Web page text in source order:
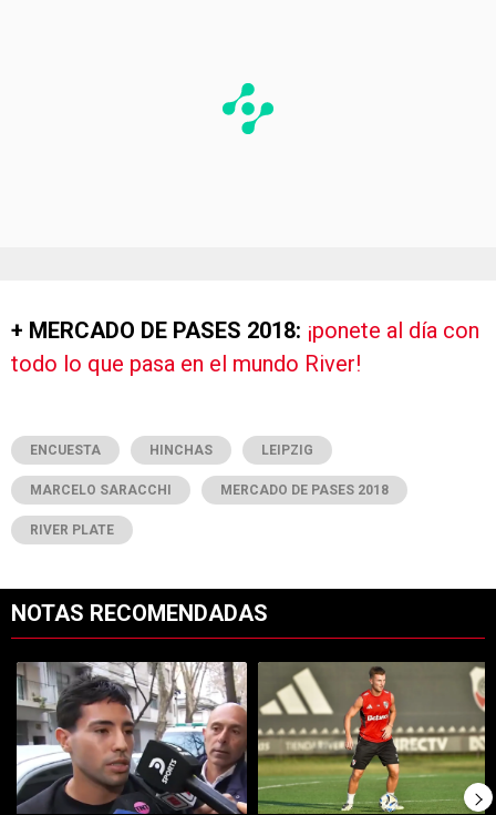
+ MERCADO DE PASES 2018: ¡ponete al día con
todo lo que pasa en el mundo River!
ENCUESTA HINCHAS LEIPZIG
MARCELO SARACCHI MERCADO DE PASES 2018
RIVER PLATE
NOTAS RECOMENDADAS
Un artículo de tendencia con el título "Rompió el silencio: Francisco
Un artículo de tendencia con el